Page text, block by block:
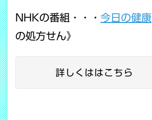
NHKの番組・・・ 今日の健康
の処方せん》
詳しくははこちら